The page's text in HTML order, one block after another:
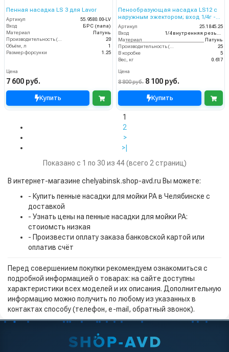
Пенная насадка LS 3 для Lavor
Артикул
55.9580.00-LV
Вход
БРС (папа)
Материал
Латунь
Производительность (л/мин)
20
Объём, л
1
Размер форсунки
1.25
Цена
7 600 руб.
Купить
Пенообразующая насадка LS12 с
наружным эжектором; вход 1/4г -
3/8ш-ш. (синий)
Артикул
25.1845.25
Вход
1/4 внутренняя резьба
Материал
Латунь
Производительность (л/мин)
25
В коробке
5
Вес, кг
0.617
Цена
8 800 руб. 8 100 руб.
Купить
1
2
>
>|
Показано с 1 по 30 из 44 (всего 2 страниц)
В интернет-магазине chelyabinsk.shop-avd.ru Вы можете:
- Купить пенные насадки для мойки PA в Челябинске с
доставкой
- Узнать цены на пенные насадки для мойки PA:
стоиомсть низкая
- Произвести оплату заказа банковской картой или
оплатив счёт
Перед совершением покупки рекомендуем ознакомиться с
подробной информацией о товарах: на сайте доступны
характеристики всех моделей и их описания. Дополнительную
информацию можно получить по любому из указанных в
контактах способу (телефон, e-mail, обратный звонок).